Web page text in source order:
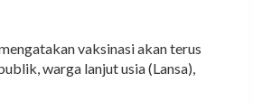
vaksinasi akan terus
warga lanjut usia (Lansa),